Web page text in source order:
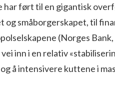
ført til en gigantisk
og småborgerskapet, til
(Norges
inn i en relativ
å intensivere kuttene i